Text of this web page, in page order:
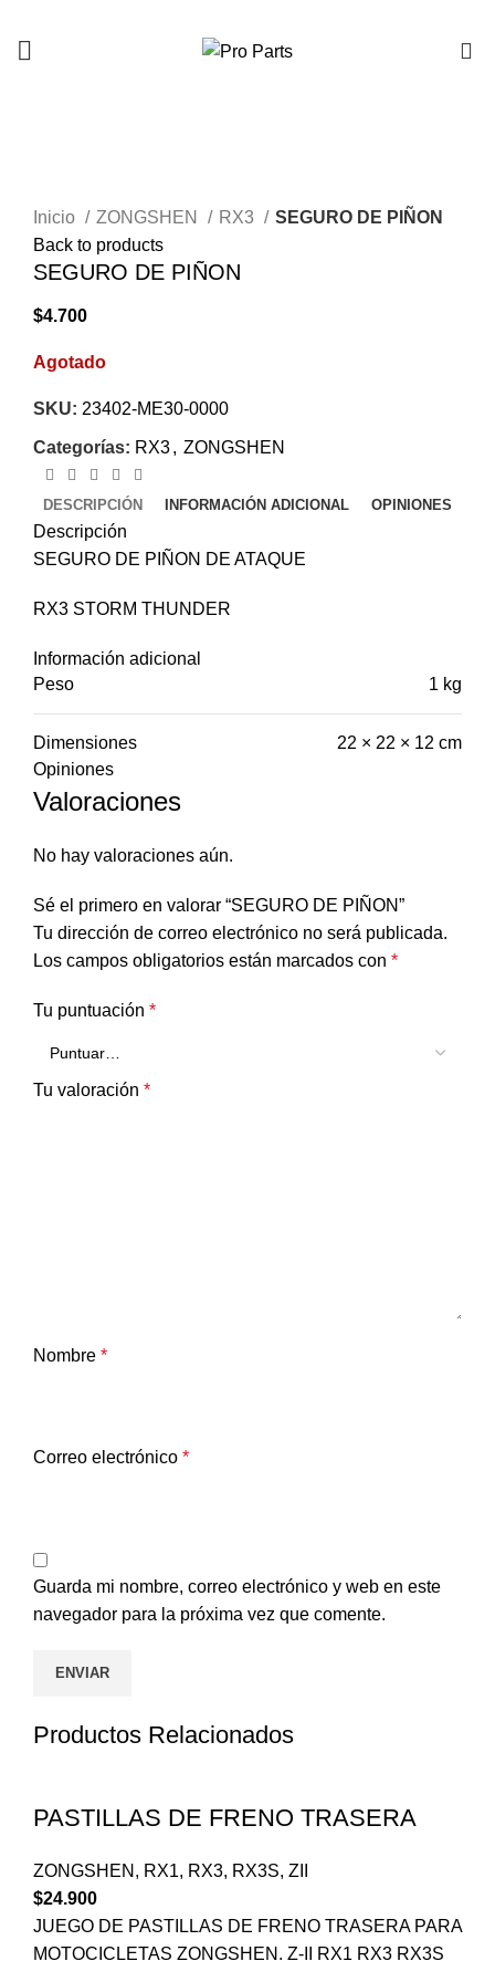
Inicio
ZONGSHEN RX3
SEGURO DE PIÑON
Back to products
SEGURO DE PIÑON
$4.700
Agotado
SKU: 23402-ME30-0000
Categorías: RX3, ZONGSHEN
DESCRIPCIÓN INFORMACIÓN ADICIONAL OPINIONES
Descripción
SEGURO DE PIÑON DE ATAQUE
RX3 STORM THUNDER
Información adicional
Peso
1 kg
Dimensiones
22 × 22 × 12 cm
Opiniones
Valoraciones
No hay valoraciones aún.
Sé el primero en valorar “SEGURO DE PIÑON”
Tu dirección de correo electrónico no será publicada.
Los campos obligatorios están marcados con *
Tu puntuación *
Tu valoración *
Nombre *
Correo electrónico *
Guarda mi nombre, correo electrónico y web en este
navegador para la próxima vez que comente.
Productos Relacionados
PASTILLAS DE FRENO TRASERA
ZONGSHEN , RX1, RX3, RX3S, ZII
$24.900
JUEGO DE PASTILLAS DE FRENO TRASERA PARA
MOTOCICLETAS ZONGSHEN. Z-II RX1 RX3 RX3S